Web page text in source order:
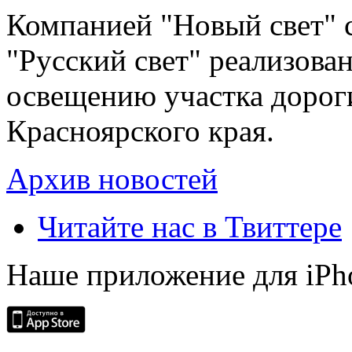
Компанией "Новый свет"
"Русский свет"
освещению участка
Красноярского края.
Архив новостей
Читайте нас в Твиттере
Наше приложение для